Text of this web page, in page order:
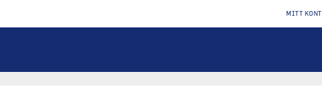
MITT